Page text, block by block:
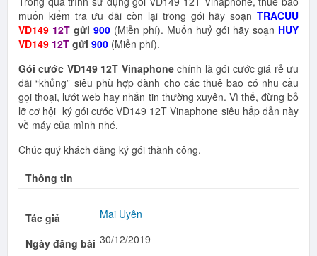
muốn kiểm tra ưu đãi còn lại trong gói hãy soạn TRACUU
VD149 12T gửi 900 (Miễn phí). Muốn huỷ gói hãy soạn HUY
VD149 12T gửi 900 (Miễn phí).
Gói cước VD149 12T Vinaphonechính là gói cước giá rẻ ưu
đãi “khủng” siêu phù hợp dành cho các thuê bao có nhu cầu
gọi thoại, lướt web hay nhắn tin thường xuyên. Vì thế, đừng bỏ
lỡ cơ hội ký gói cước VD149 12T Vinaphone siêu hấp dẫn này
về máy của mình nhé.
Chúc quý khách đăng ký gói thành công.
Thông tin
Tác giả Mai Uyên
Ngày đăng bài 30/12/2019